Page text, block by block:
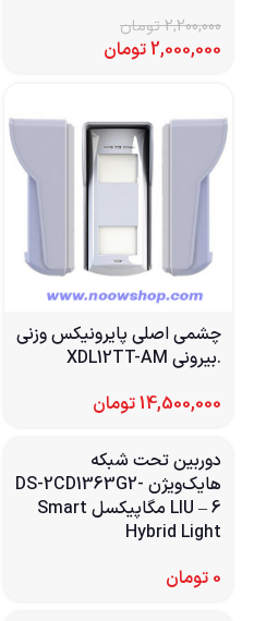
2,200,000تومان
2,000,000تومان
چشمی اصلی پایرونیکس وزنی
.بیرونی XDL12TT-AM
14,500,000تومان
دوربین تحت شبکه
هایک‌ویژن DS-2CD1363G2-
LIU – 6 مگاپیکسل Smart
Hybrid Light
0 تومان